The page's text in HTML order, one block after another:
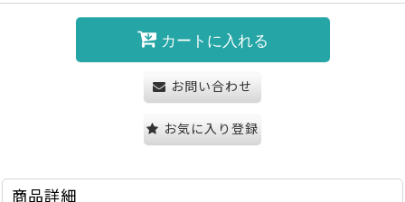
カートに入れる
お問い合わせ
お気に入り登録
商品詳細